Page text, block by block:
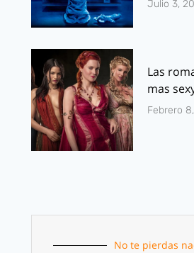
Julio 3,
Las
mas
Febrero
No te pierdas